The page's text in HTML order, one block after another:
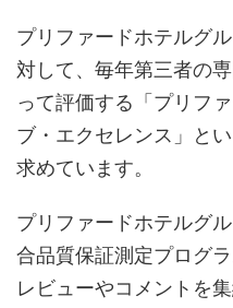
プリファードホテルグ
対して、毎年第三者の
って評価する「プリフ
ブ・エクセレンス」と
求めています。
プリファードホテルグ
合品質保証測定プログ
レビューやコメントを